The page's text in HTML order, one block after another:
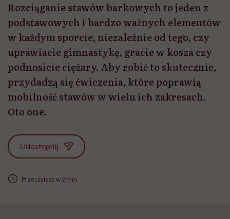
Rozciąganie stawów barkowych to jeden z
podstawowych i bardzo ważnych elementów
w każdym sporcie, niezależnie od tego, czy
uprawiacie gimnastykę, gracie w kosza czy
podnosicie ciężary. Aby robić to skutecznie,
przydadzą się ćwiczenia, które poprawią
mobilność stawów w wielu ich zakresach.
Oto one.
Udostępnij
Przeczytasz w 2 min